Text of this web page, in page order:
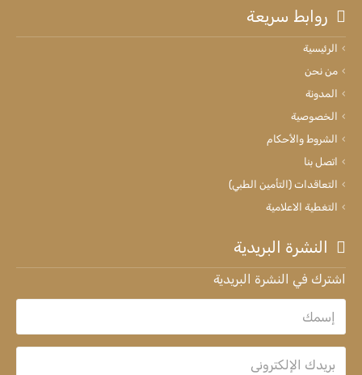
روابط سريعة
الرئيسية
من نحن
المدونة
الخصوصية
الشروط والأحكام
اتصل بنا
التعاقدات (التأمين الطبي)
التغطية الاعلامية
النشرة البريدية
اشترك في النشرة البريدية